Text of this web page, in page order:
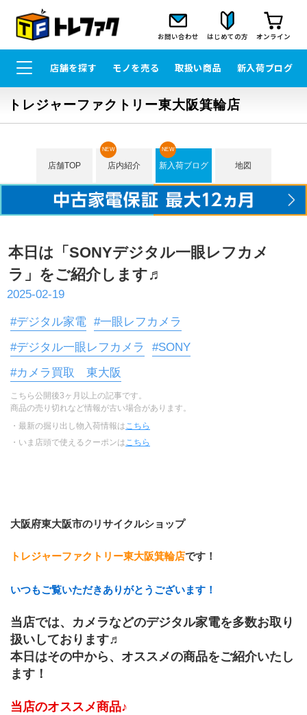
お問い合わせ はじめての方 オンライン
店舗を探す モノを売る 取扱い商品 新入荷ブログ
トレジャーファクトリー東大阪箕輪店
店舗TOP 店内紹介
NEW
新入荷ブログ
NEW
地図
本日は「SONYデジタル一眼レフカメ
ラ」をご紹介します♬
2025-02-19
#デジタル家電 #一眼レフカメラ
#デジタル一眼レフカメラ
#SONY
#カメラ買取 東大阪
こちら公開後3ヶ月以上の記事です。
商品の売り切れなど情報が古い場合があります。
・最新の掘り出し物入荷情報はこちら
・いま店頭で使えるクーポンはこちら
大阪府東大阪市のリサイクルショップ
トレジャーファクトリー東大阪箕輪店です！
いつもご覧いただきありがとうございます！
当店では、カメラなどのデジタル家電を多数お取り
扱いしております♬
本日はその中から、オススメの商品をご紹介いたし
ます！
当店のオススメ商品♪